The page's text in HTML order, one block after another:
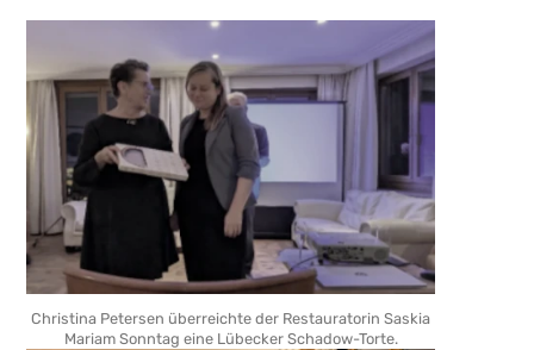
Christina Petersen überreichte der Restauratorin Saskia
Mariam Sonntag eine Lübecker Schadow-Torte.